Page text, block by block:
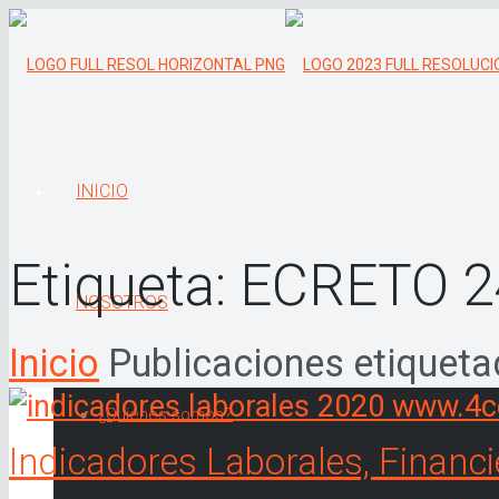
INICIO
NOSOTROS
¿Quiénes somos?
Etiqueta: ECRETO
Inicio Publicaciones
Indicadores Laborales,